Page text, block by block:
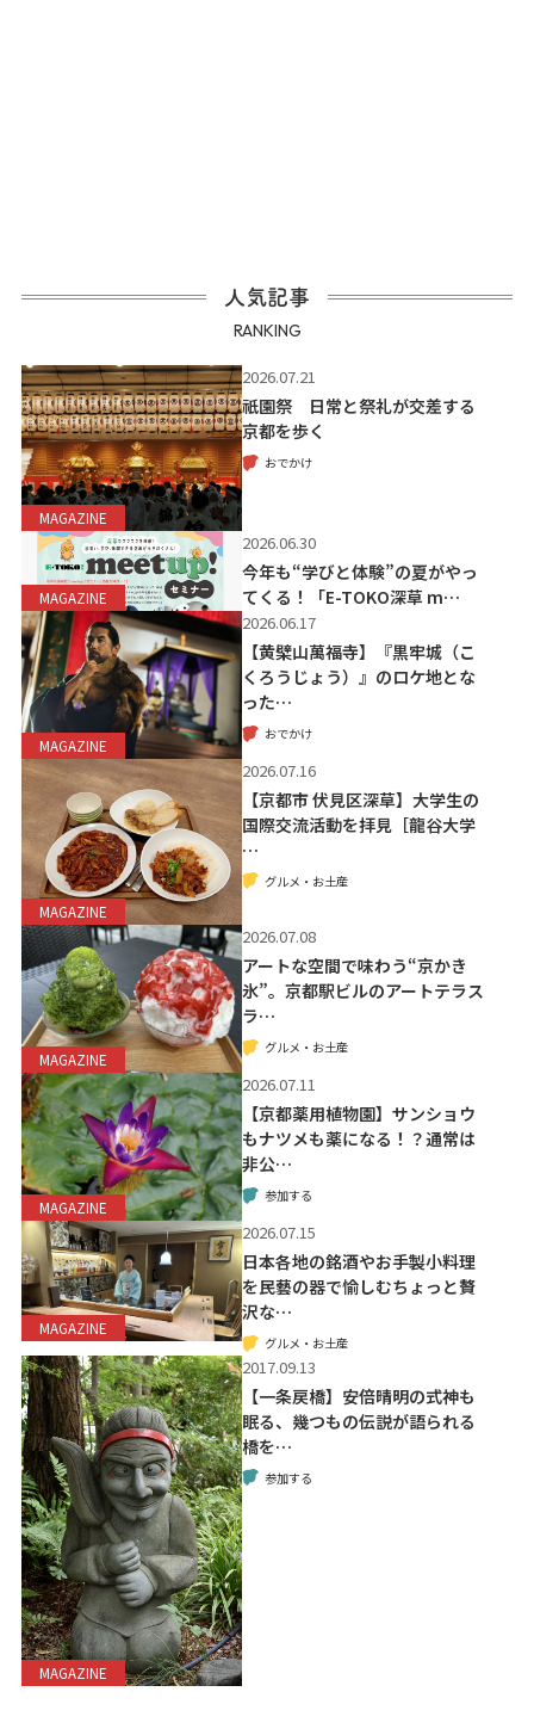
人気記事
RANKING
MAGAZINE
2026.07.21
祇園祭 日常と祭礼が交差する
京都を歩く
おでかけ
MAGAZINE
2026.06.30
今年も“学びと体験”の夏がやっ
てくる！「E-TOKO深草 m…
MAGAZINE
2026.06.17
【黄檗山萬福寺】『黒牢城（こ
くろうじょう）』のロケ地とな
った…
おでかけ
MAGAZINE
2026.07.16
【京都市 伏見区深草】大学生の
国際交流活動を拝見［龍谷大学
…
グルメ・お土産
MAGAZINE
2026.07.08
アートな空間で味わう“京かき
氷”。京都駅ビルのアートテラス
ラ…
グルメ・お土産
MAGAZINE
2026.07.11
【京都薬用植物園】サンショウ
もナツメも薬になる！？通常は
非公…
参加する
MAGAZINE
2026.07.15
日本各地の銘酒やお手製小料理
を民藝の器で愉しむちょっと贅
沢な…
グルメ・お土産
MAGAZINE
2017.09.13
【一条戻橋】安倍晴明の式神も
眠る、幾つもの伝説が語られる
橋を…
参加する